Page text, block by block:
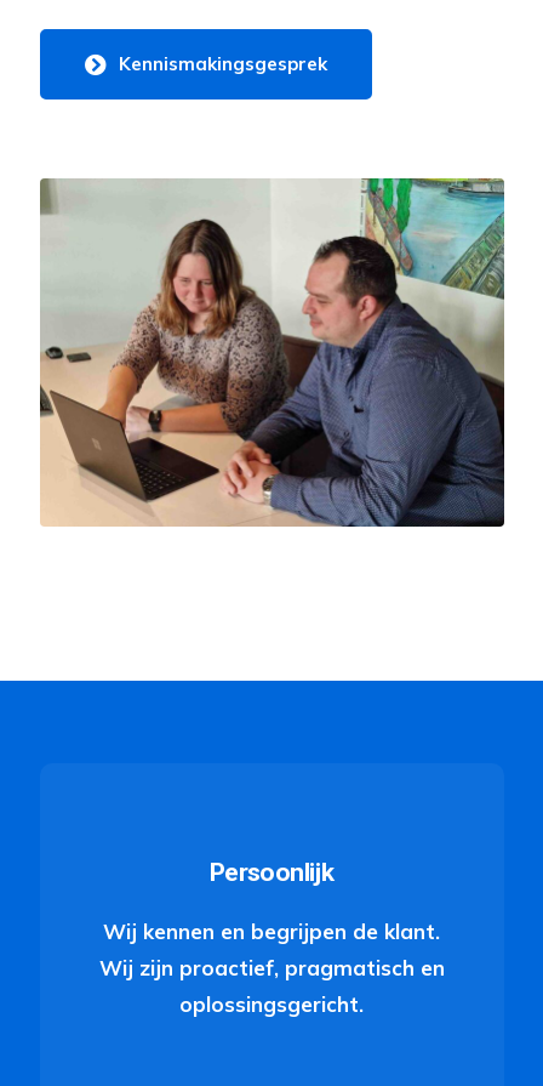
Kennismakingsgesprek
Persoonlijk
Wij kennen en begrijpen de klant.
Wij zijn proactief, pragmatisch en
oplossingsgericht.